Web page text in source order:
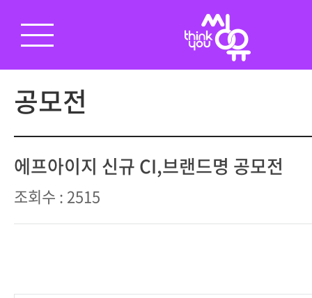
공모전
에프아이지 신규 CI,브랜드명 공모전
조회수 : 2515